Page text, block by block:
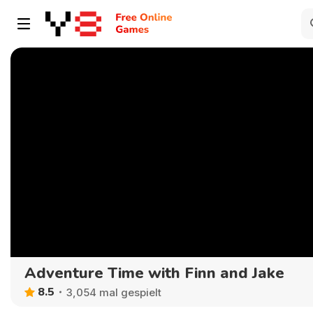
Adventure Time with Finn and Jake
8.5 3,054 mal gespielt